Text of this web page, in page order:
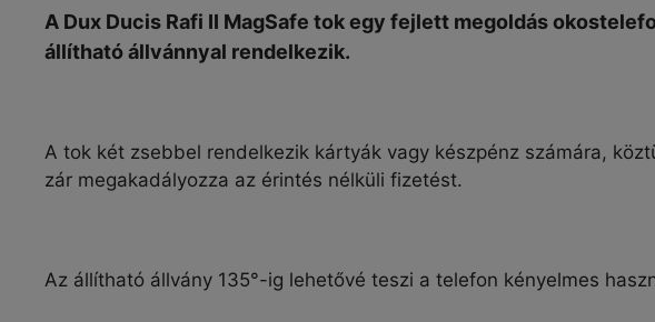
A Dux Ducis Rafi II MagSafe tok egy fejlett megoldás
állítható állvánnyal rendelkezik.
A tok két zsebbel rendelkezik kártyák vagy készpénz számára,
zár megakadályozza az érintés nélküli fizetést.
Az állítható állvány 135°-ig lehetővé teszi a telefon kényelmes